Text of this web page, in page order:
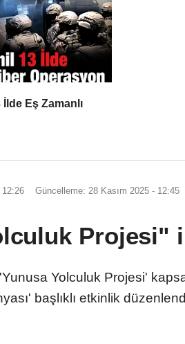
Eş Zamanlı
12:26 Güncelleme: 28 Kasım 2025 - 12:45
Projesi"
Yolculuk Projesi'
başlıklı etkinlik